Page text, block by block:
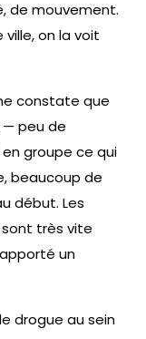
de mouvement.
on la voit
constate que
peu de
groupe ce qui
beaucoup de
début. Les
très vite
un
drogue au sein